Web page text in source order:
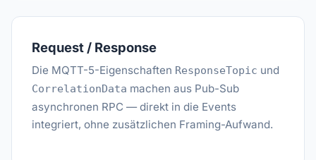
Request / Response
Die MQTT-5-Eigenschaften ResponseTopic und
CorrelationData machen aus Pub-Sub
asynchronen RPC — direkt in die Events
integriert, ohne zusätzlichen Framing-Aufwand.